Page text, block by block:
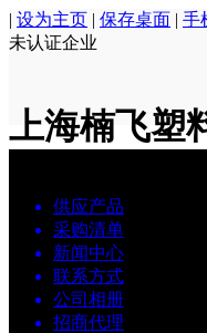
| 设为主页 | 保存桌面 | 手
未认证企业
上海楠飞塑
供应产品
采购清单
新闻中心
联系方式
公司相册
招商代理